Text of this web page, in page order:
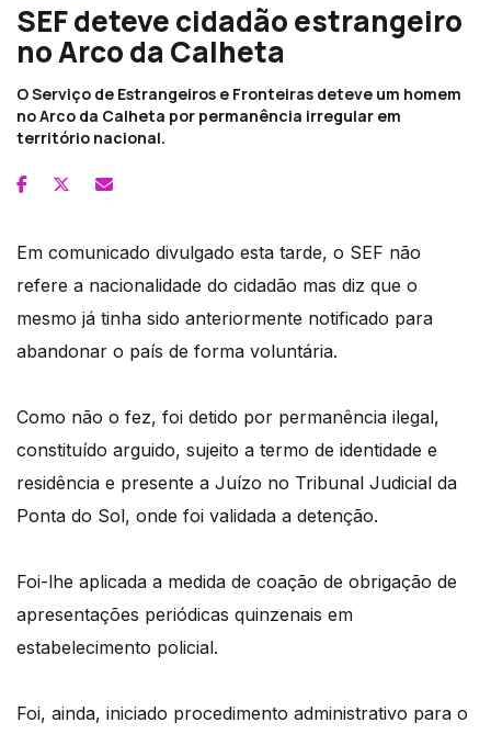
SEF deteve cidadão estrangeiro
no Arco da Calheta
O Serviço de Estrangeiros e Fronteiras deteve um homem
no Arco da Calheta por permanência irregular em
território nacional.
Em comunicado divulgado esta tarde, o SEF não
refere a nacionalidade do cidadão mas diz que o
mesmo já tinha sido anteriormente notificado para
abandonar o país de forma voluntária.
Como não o fez, foi detido por permanência ilegal,
constituído arguido, sujeito a termo de identidade e
residência e presente a Juízo no Tribunal Judicial da
Ponta do Sol, onde foi validada a detenção.
Foi-lhe aplicada a medida de coação de obrigação de
apresentações periódicas quinzenais em
estabelecimento policial.
Foi, ainda, iniciado procedimento administrativo para o